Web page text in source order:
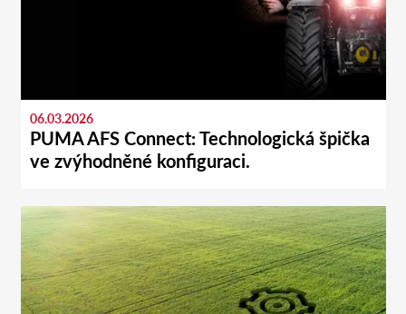
06.03.2026
PUMA AFS Connect: Technologická špička
ve zvýhodněné konfiguraci.